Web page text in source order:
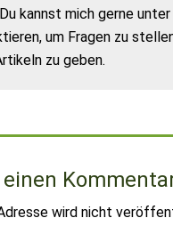
kannst mich gerne unter
um Fragen zu
zu geben.
wird nicht